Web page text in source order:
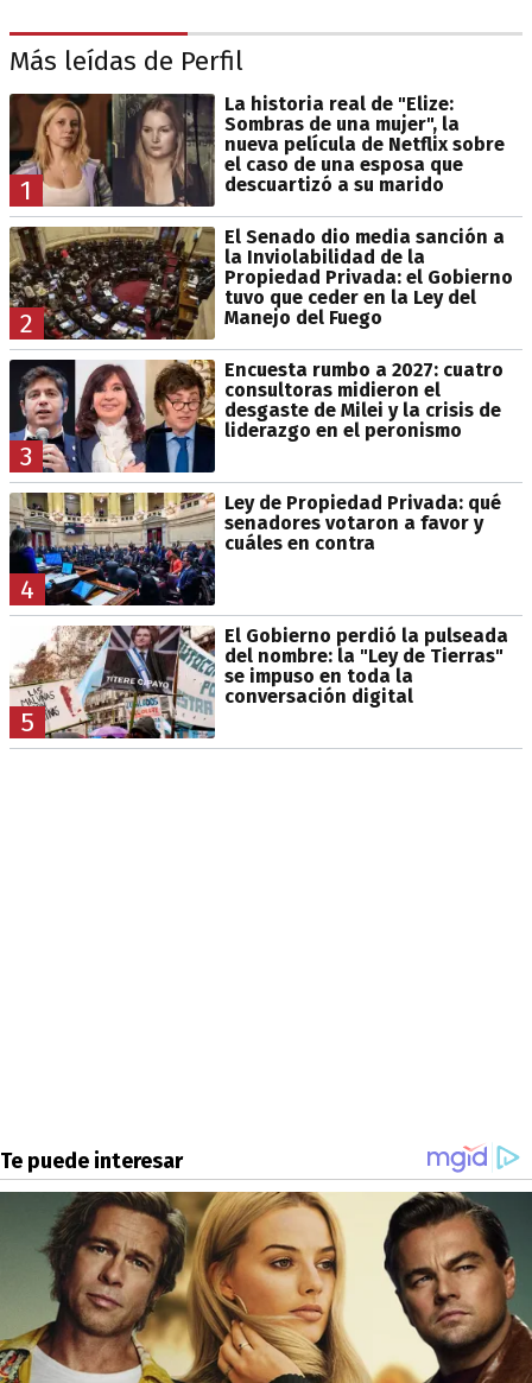
Más leídas de Perfil
1
La historia real de "Elize:
Sombras de una mujer", la
nueva película de Netflix sobre
el caso de una esposa que
descuartizó a su marido
2
El Senado dio media sanción a
la Inviolabilidad de la
Propiedad Privada: el Gobierno
tuvo que ceder en la Ley del
Manejo del Fuego
3
Encuesta rumbo a 2027: cuatro
consultoras midieron el
desgaste de Milei y la crisis de
liderazgo en el peronismo
4
Ley de Propiedad Privada: qué
senadores votaron a favor y
cuáles en contra
5
El Gobierno perdió la pulseada
del nombre: la "Ley de Tierras"
se impuso en toda la
conversación digital